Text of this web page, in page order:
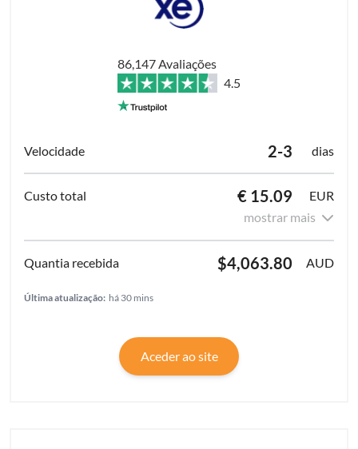
86,147 Avaliações
4.5
2-3 dias
€ 15.09
EUR
mostrar mais
$4,063.80 AUD
Última atualização: há 30 mins
Aceder ao site